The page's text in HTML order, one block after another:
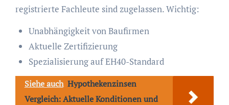
registrierte Fachleute sind zugelassen. Wichtig:
Unabhängigkeit von Baufirmen
Aktuelle Zertifizierung
Spezialisierung auf EH40-Standard
Siehe auch Hypothekenzinsen
Vergleich: Aktuelle Konditionen und